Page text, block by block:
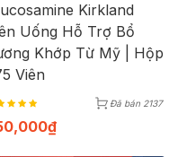
Kirkland
Uống Hỗ Trợ Bổ
Khớp Từ Mỹ | Hộp
Viên
Đã bán 2137
₫